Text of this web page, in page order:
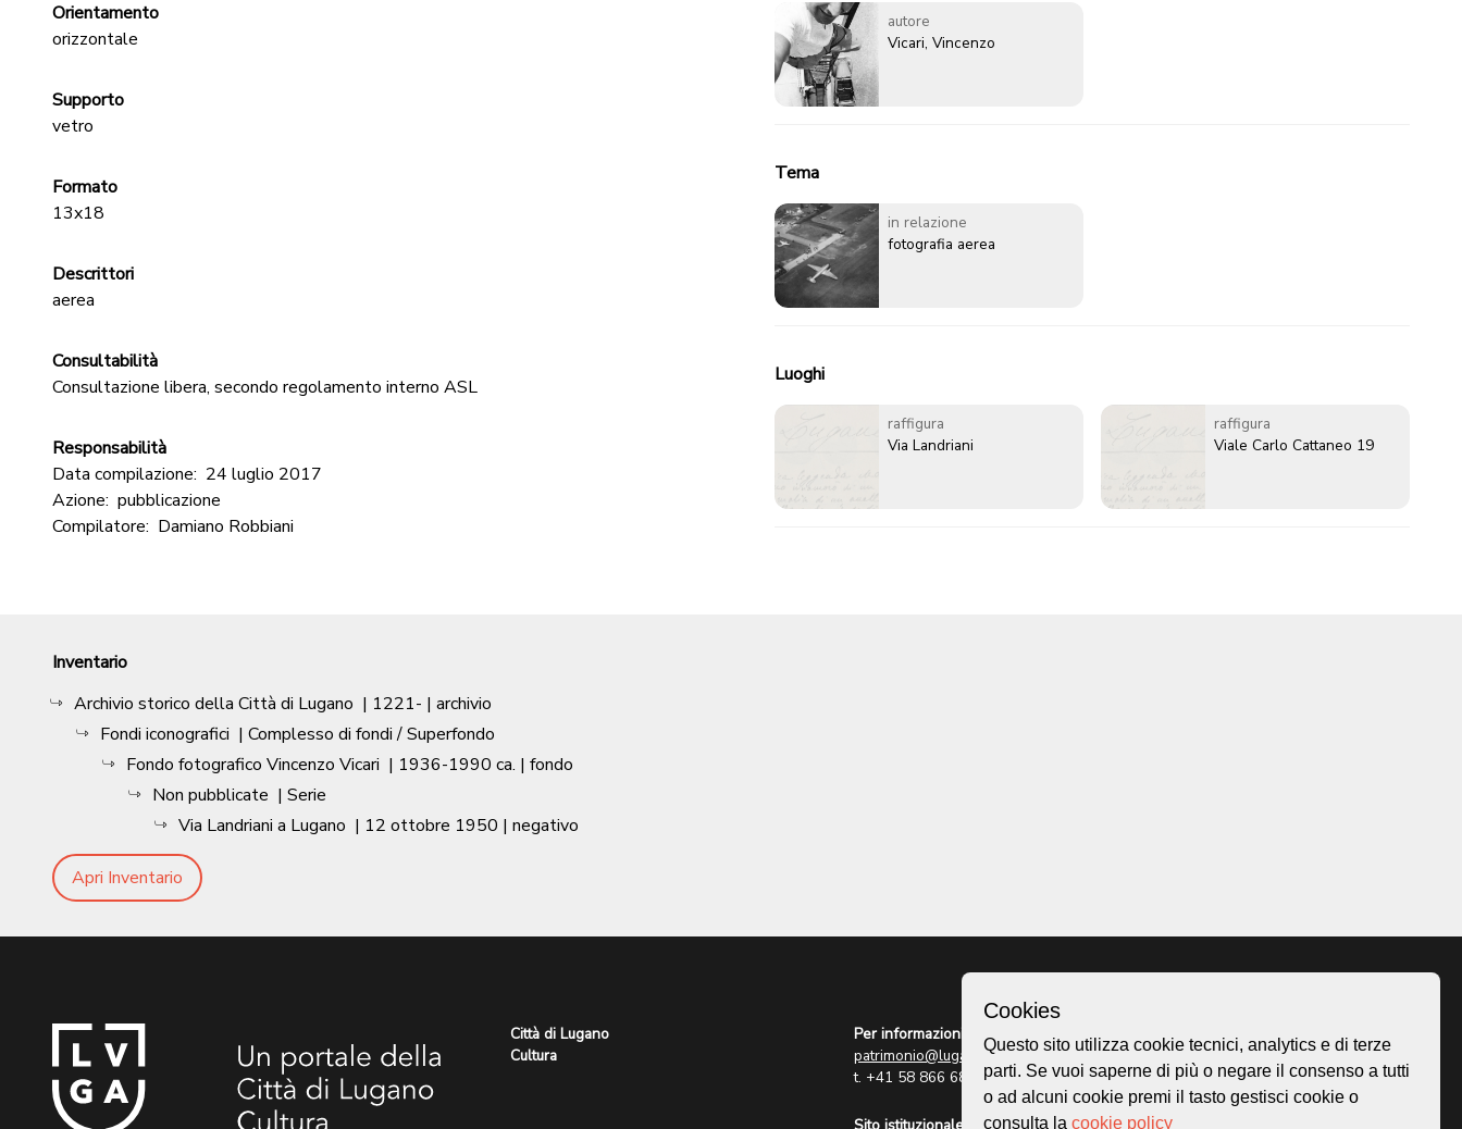
Orientamento
orizzontale
Supporto
vetro
Formato
13x18
Descrittori
aerea
Consultabilità
Consultazione libera, secondo regolamento interno ASL
Responsabilità
Data compilazione: 24 luglio 2017
Azione: pubblicazione
Compilatore: Damiano Robbiani
autore
Vicari, Vincenzo
Tema
in relazione
fotografia aerea
Luoghi
raffigura
Via Landriani
raffigura
Viale Carlo Cattaneo 19
Inventario
Archivio storico della Città di Lugano | 1221- | archivio
Fondi iconografici | Complesso di fondi / Superfondo
Fondo fotografico Vincenzo Vicari | 1936-1990 ca. | fondo
Non pubblicate | Serie
Via Landriani a Lugano | 12 ottobre 1950 | negativo
Apri Inventario
Città di Lugano
Cultura
Per informazioni:
patrimonio@lugano.ch
t. +41 58 866 68 50
Homepage
Mappa
Storie
Cookies
Questo sito utilizza cookie tecnici, analytics e di terze
parti. Se vuoi saperne di più o negare il consenso a tutti
o ad alcuni cookie premi il tasto gestisci cookie o
consulta la cookie policy